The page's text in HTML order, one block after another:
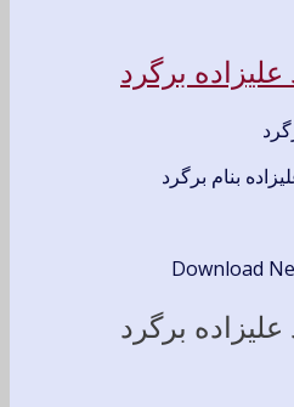
برگرد
Download
برگرد